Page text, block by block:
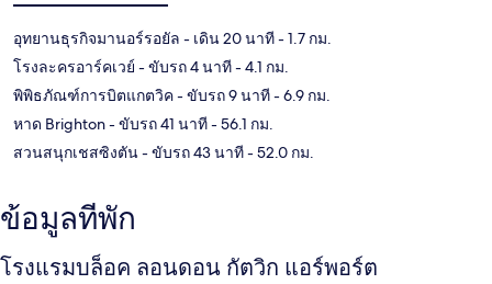
อุทยานธุรกิจมานอร์รอยัล - เดิน 20 นาที- 1.7 กม.
โรงละครอาร์คเวย์ - ขับรถ 4 นาที- 4.1 กม.
พิพิธภัณฑ์การบิตแกตวิค- ขับรถ 9 นาที- 6.9 กม.
หาด Brighton- ขับรถ 41 นาที- 56.1 กม.
สวนสนุกเชสซิงตัน- ขับรถ 43 นาที- 52.0 กม.
ข้อมูลที่พัก
โรงแรมบล็อค ลอนดอน กัตวิก แอร์พอร์ต